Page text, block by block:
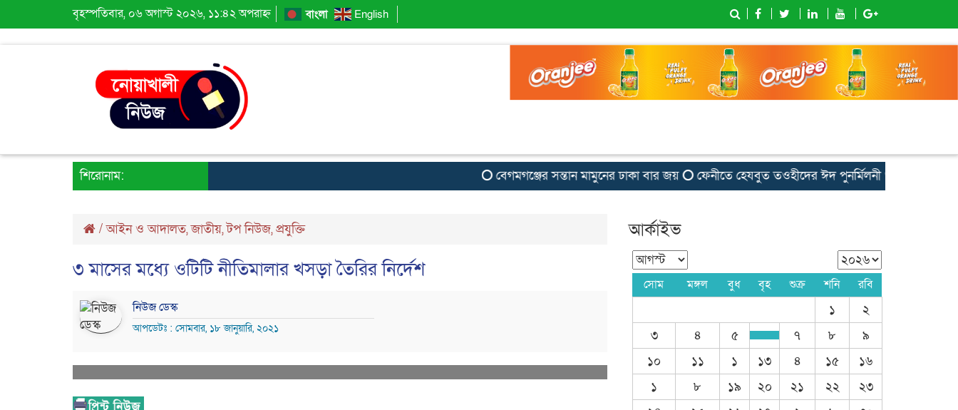
বৃহস্পতিবার, ০৬ অগাস্ট ২০২৬, ১১:৪২ অপরাহ্ন বাংলা English
শিরোনাম: বেগমগঞ্জের সন্তান মামুনের ঢাকা বার জয় ফেনীতে হেযবুত তওহীদের ঈদ পুনর্মিলনী ও কর্মী সম্মেলন
/আইন ও আদালত,জাতীয়,টপ নিউজ,প্রযুক্তি
৩ মাসের মধ্যে ওটিটি নীতিমালার খসড়া তৈরির নির্দেশ
নিউজ ডেস্ক
আপডেটঃ : সোমবার, ১৮ জানুয়ারি, ২০২১
আর্কাইভ
সোম মঙ্গল বুধ বৃহ শুক্র শনি রবি
১
২
৩
৪ ৫ ৭ ৮
৯
১০
১১ ১ ১৩ ৪ ১৫
১৬
১
৮ ১৯ ২০ ২১ ২২
২৩